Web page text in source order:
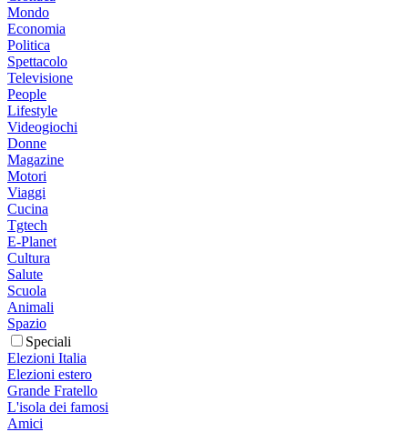
Mondo
Economia
Politica
Spettacolo
Televisione
People
Lifestyle
Videogiochi
Donne
Magazine
Motori
Viaggi
Cucina
Tgtech
E-Planet
Cultura
Salute
Scuola
Animali
Spazio
Speciali
Elezioni Italia
Elezioni estero
Grande Fratello
L'isola dei famosi
Amici